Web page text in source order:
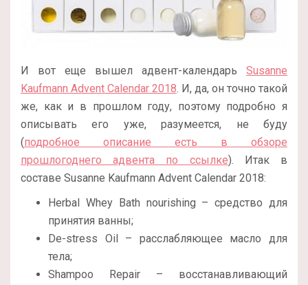
И вот еще вышел адвент-календарь Susanne
Kaufmann Advent Calendar 2018. И, да, он точно такой
же, как и в прошлом году, поэтому подробно я
описывать его уже, разумеется, не буду
(подробное описание есть в обзоре
прошлогоднего адвента по ссылке). Итак в
составе Susanne Kaufmann Advent Calendar 2018:
Herbal Whey Bath nourishing – средство для
принятия ванны;
De-stress Oil – расслабляющее масло для
тела;
Shampoo Repair – восстанавливающий